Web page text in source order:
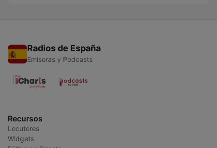
Radios de España
Emisoras y Podcasts
Recursos
Locutores
Widgets